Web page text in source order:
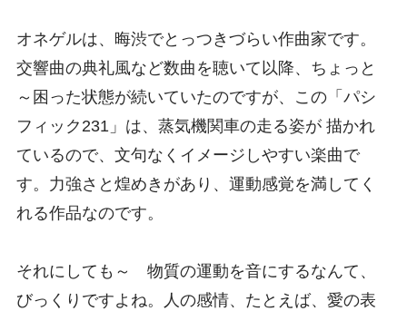
オネゲルは、晦渋でとっつきづらい作曲家です。
交響曲の典礼風など数曲を聴いて以降、ちょっと
～困った状態が続いていたのですが、この「パシ
フィック231」は、蒸気機関車の走る姿が 描かれ
ているので、文句なくイメージしやすい楽曲で
す。力強さと煌めきがあり、運動感覚を満してく
れる作品なのです。
それにしても～ 物質の運動を音にするなんて、
びっくりですよね。人の感情、たとえば、愛の表